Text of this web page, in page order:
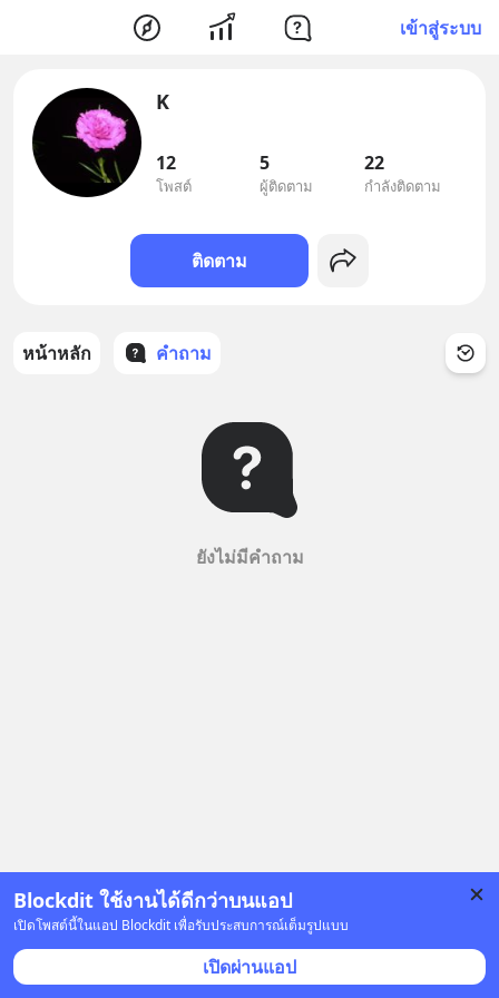
เข้าสู่ระบบ
Blockdit ใช้งานได้ดีกว่าบนแอป
เปิดโพสต์นี้ในแอป Blockdit เพื่อรับประสบการณ์เต็มรูปแบบ
เปิดผ่านแอป
K
12
โพสต์
5
ผู้ติดตาม
22
กำลังติดตาม
ติดตาม
หน้าหลัก คำถาม
ยังไม่มีคำถาม